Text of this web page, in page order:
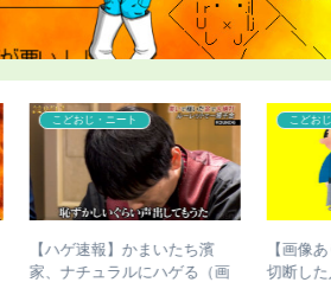
たち濱
ゲる（画
こどおじ・ニート
【画像あり】骨延長失敗で脚
切断した人、お気持ち表明